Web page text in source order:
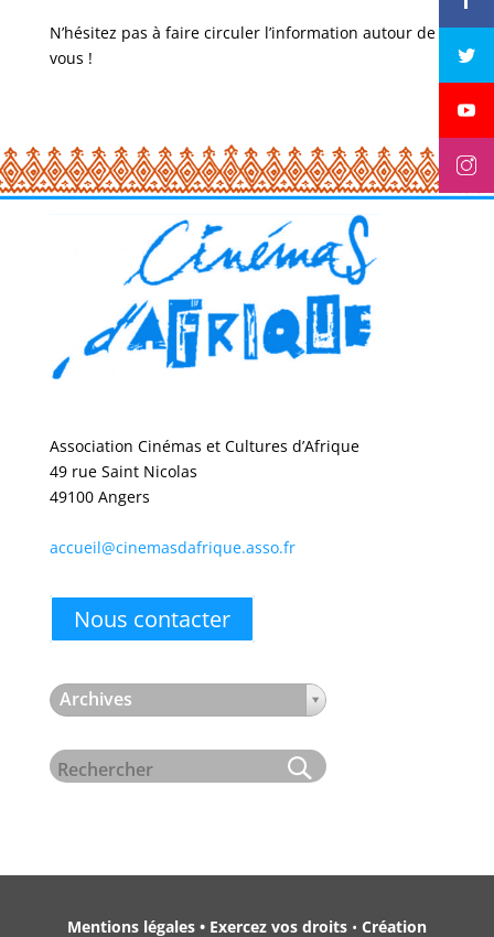
N’hésitez pas à faire circuler l’information autour de
vous !
Association Cinémas et Cultures d’Afrique
49 rue Saint Nicolas
49100 Angers
accueil@cinemasdafrique.asso.fr
Nous contacter
Archives
Mentions légales • Exercez vos droits• Création